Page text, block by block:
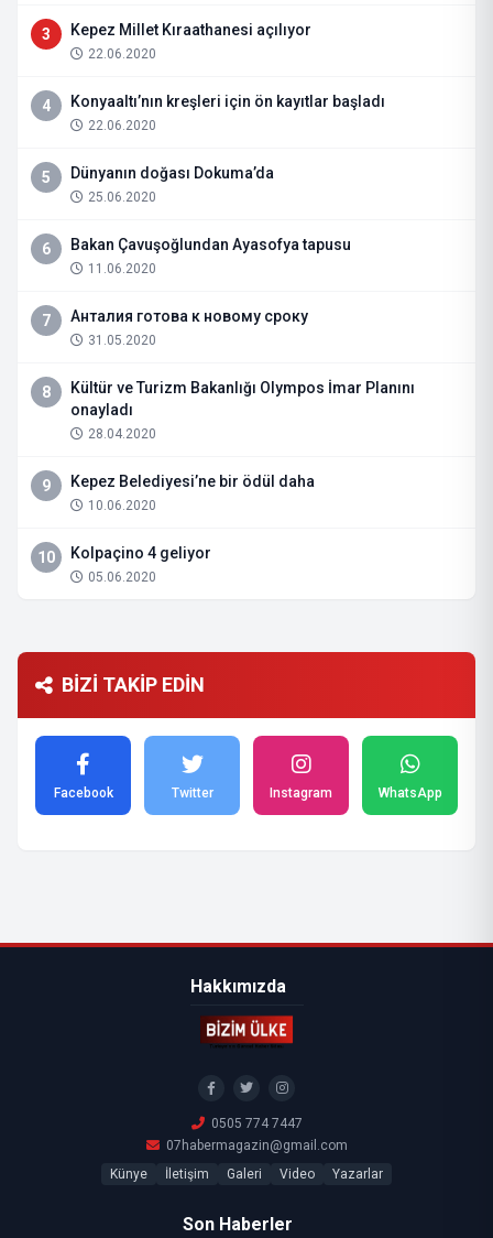
3 Kepez Millet Kıraathanesi açılıyor
22.06.2020
4 Konyaaltı’nın kreşleri için ön kayıtlar başladı
22.06.2020
5 Dünyanın doğası Dokuma’da
25.06.2020
6 Bakan Çavuşoğlundan Ayasofya tapusu
11.06.2020
7 Анталия готова к новому сроку
31.05.2020
8
Kültür ve Turizm Bakanlığı Olympos İmar Planını
onayladı
28.04.2020
9 Kepez Belediyesi’ne bir ödül daha
10.06.2020
10 Kolpaçino 4 geliyor
05.06.2020
BİZİ TAKİP EDİN
Facebook Twitter Instagram WhatsApp
Hakkımızda
0505 774 7447
07habermagazin@gmail.com
Künye
İletişim Galeri Video Yazarlar
Son Haberler